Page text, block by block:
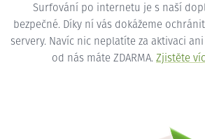
Surfování po internetu je s naší
bezpečné. Díky ní vás dokážeme
servery. Navíc nic neplatíte za aktivaci ani
od nás máte ZDARMA. Zjistěte